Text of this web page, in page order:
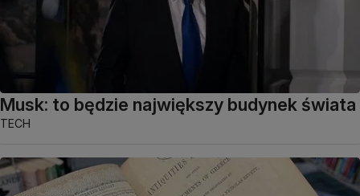
Musk: to będzie największy budynek świata
TECH